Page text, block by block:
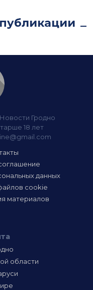
Гродно
18 лет
данных
cookie
материалов
области